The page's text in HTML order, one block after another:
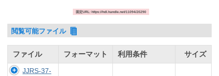
固定URL: https://hdl.handle.net/11094/20290
閲覧可能ファイル
ファイル フォーマット 利用条件 サイズ
JJRS-37-